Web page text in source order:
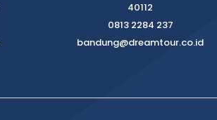
40112
0813 2284 237
bandung@dreamtour.co.id